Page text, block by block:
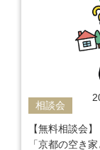
相談会
【無料相談会】
「京都の空き